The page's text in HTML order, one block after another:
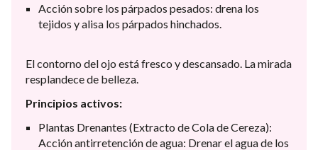
Acción sobre los párpados pesados: drena los
tejidos y alisa los párpados hinchados.
El contorno del ojo está fresco y descansado. La mirada
resplandece de belleza.
Principios activos:
Plantas Drenantes (Extracto de Cola de Cereza):
Acción antirretención de agua: Drenar el agua de los